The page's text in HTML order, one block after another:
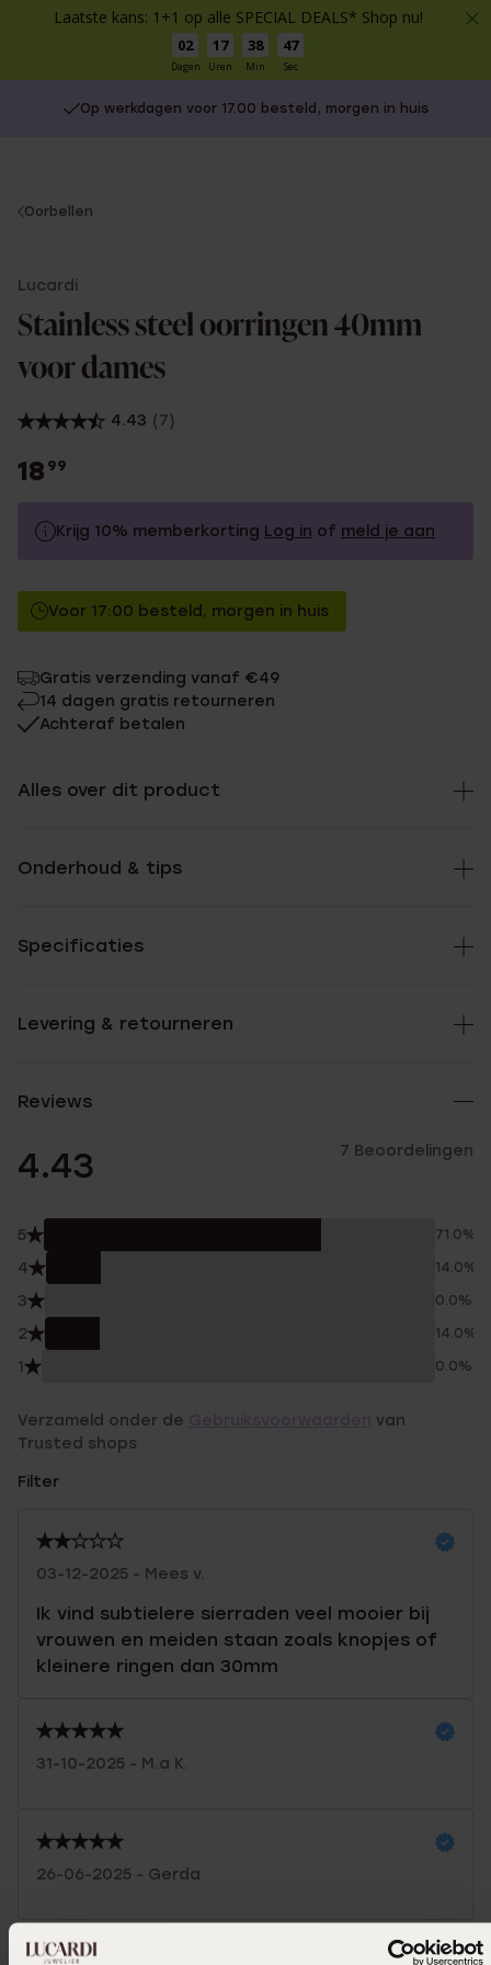
Laatste kans: 1+1 op alle SPECIAL DEALS* Shop nu!
02
Dagen
17
Uren
38
Min
46
Sec
Op werkdagen voor 17.00 besteld, morgen in huis
You
Oorbellen
Lucardi
Stainless steel oorringen 40mm
voor dames
4.43 (7)
18 99
Krijg 10% memberkorting Log in of meld je aan
Zonder memberkorting
Met memberkorting
Voor 17:00 besteld, morgen in huis
Gratis verzending vanaf €49
14 dagen gratis retourneren
Achteraf betalen
Alles over dit product
Onderhoud & tips
Specificaties
Levering & retourneren
Reviews
4.43 7 Beoordelingen
5 71.0%
4 14.0%
3 0.0%
2 14.0%
1 0.0%
Verzameld onder de
van
Trusted shops
Filter
03-12-2025 - Mees v.
Ik vind subtielere sierraden veel mooier bij
vrouwen en meiden staan zoals knopjes of
kleinere ringen dan 30mm
31-10-2025 - M.a K.
26-06-2025 - Gerda